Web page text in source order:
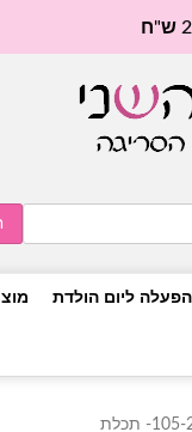
ליום הולדת